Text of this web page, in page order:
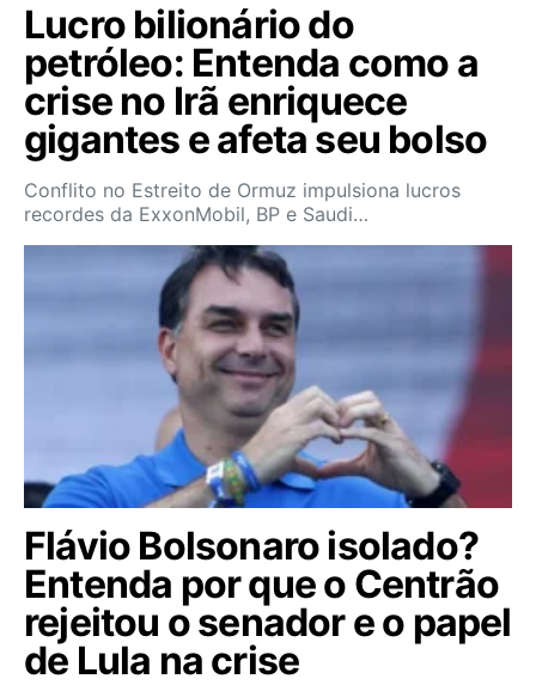
Lucro bilionário do
petróleo: Entenda como a
crise no Irã enriquece
gigantes e afeta seu bolso
Conflito no Estreito de Ormuz impulsiona lucros
recordes da ExxonMobil, BP e Saudi…
Flávio Bolsonaro isolado?
Entenda por que o Centrão
rejeitou o senador e o papel
de Lula na crise